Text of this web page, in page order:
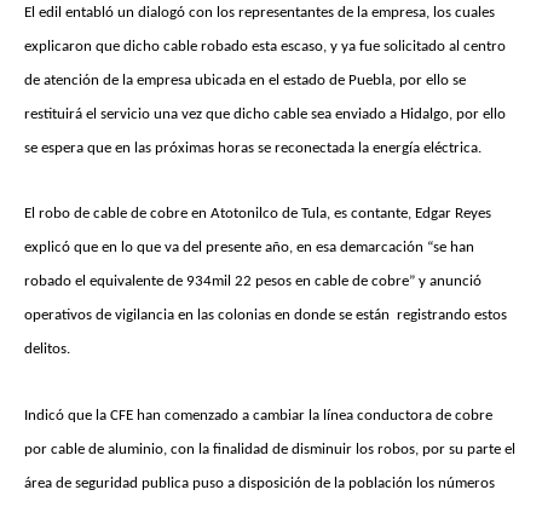
El edil entabló un dialogó con los representantes de la empresa, los cuales
explicaron que dicho cable robado esta escaso, y ya fue solicitado al centro
de atención de la empresa ubicada en el estado de Puebla, por ello se
restituirá el servicio una vez que dicho cable sea enviado a Hidalgo, por ello
se espera que en las próximas horas se reconectada la energía eléctrica.
El robo de cable de cobre en Atotonilco de Tula, es contante, Edgar Reyes
explicó que en lo que va del presente año, en esa demarcación “se han
robado el equivalente de 934mil 22 pesos en cable de cobre” y anunció
operativos de vigilancia en las colonias en donde se están registrando estos
delitos.
Indicó que la CFE han comenzado a cambiar la línea conductora de cobre
por cable de aluminio, con la finalidad de disminuir los robos, por su parte el
área de seguridad publica puso a disposición de la población los números